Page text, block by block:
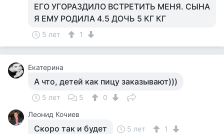
ЕГО УГОРАЗДИЛО ВСТРЕТИТЬ МЕНЯ. СЫНА
Я ЕМУ РОДИЛА 4.5 ДОЧЬ 5 КГ КГ
5 лет 1
Екатерина
А что, детей как пицу заказывают)))
5 лет 5
0
Леонид Кочиев
Скоро так и будет 5 лет 1